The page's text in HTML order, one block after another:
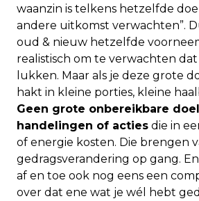
waanzin is telkens hetzelfde
andere uitkomst verwachten”.
oud & nieuw hetzelfde
realistisch om te verwachten
lukken. Maar als je deze grote
hakt in kleine porties, kleine
Geen grote onbereikbare
handelingen of acties die in
of energie kosten. Die brengen
gedragsverandering op gang.
af en toe ook nog eens een
over dat ene wat je wél hebt